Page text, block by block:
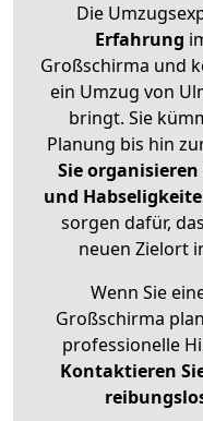
Die
Erfahrung
Großschirma und
ein Umzug von
bringt. Sie
Planung bis hin
Sie
und
sorgen dafür,
neuen Zielort
Wenn Sie
Großschirma
professionelle
Kontaktieren